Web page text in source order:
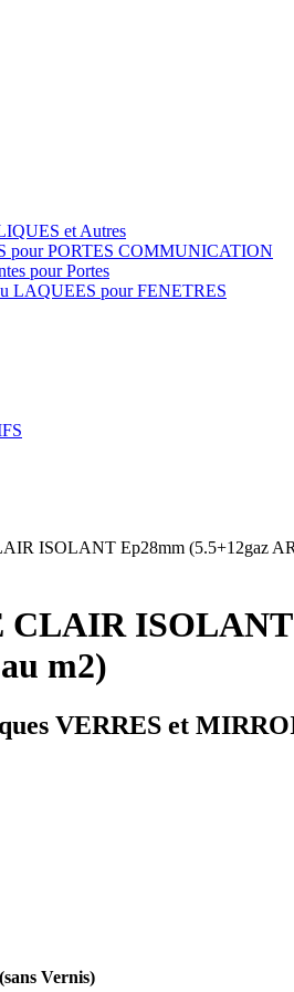
et Autres
pour PORTES COMMUNICATION
pour Portes
LAQUEES pour FENETRES
ISOLANT Ep28mm (5.5+12gaz
CLAIR
m2)
VERRES et
Vernis)